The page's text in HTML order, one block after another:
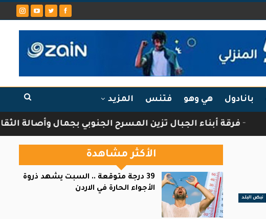
بانادول هي وهو فتنس المزيد
فرقة أبناء الجبال تزين المسرح الجنوبي بجمال وأصالة الثقافة
نبض البلد
الأكثر مشاهدة
39 درجة متوقعة .. السبت يشهد ذروة
الأجواء الحارة في الاردن